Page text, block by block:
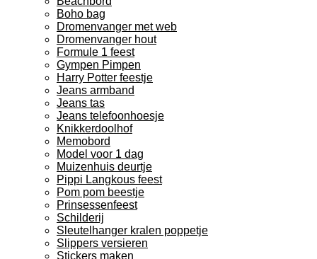
Boho bag
Dromenvanger met web
Dromenvanger hout
Formule 1 feest
Gympen Pimpen
Harry Potter feestje
Jeans armband
Jeans tas
Jeans telefoonhoesje
Knikkerdoolhof
Memobord
Model voor 1 dag
Muizenhuis deurtje
Pippi Langkous feest
Pom pom beestje
Prinsessenfeest
Schilderij
Sleutelhanger kralen poppetje
Slippers versieren
Stickers maken